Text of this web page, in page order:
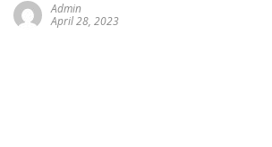
Admin
April 28, 2023